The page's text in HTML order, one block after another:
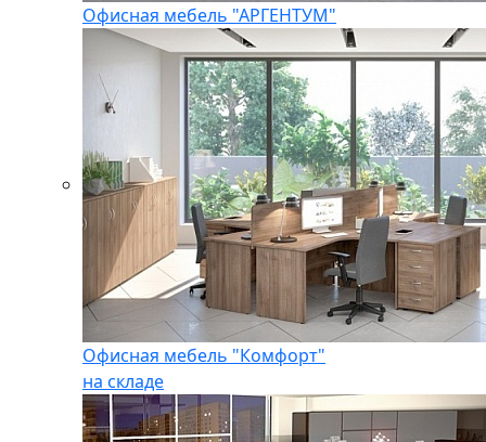
Офисная мебель "АРГЕНТУМ"
Офисная мебель "Комфорт"
на складе